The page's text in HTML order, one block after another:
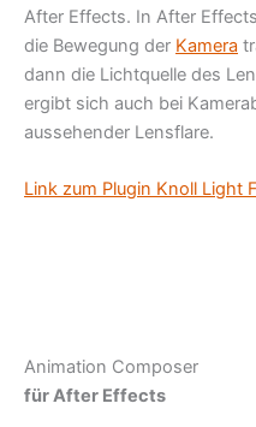
After Effects. In After
die Bewegung der Kamera
dann die Lichtquelle des
ergibt sich auch bei
aussehender Lensflare.
Link zum Plugin Knoll Light
Animation Composer
für After Effects